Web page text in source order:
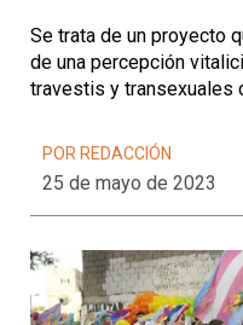
Se trata de un proyecto
de una percepción
travestis y transexuales
POR REDACCIÓN
25 de mayo de 2023